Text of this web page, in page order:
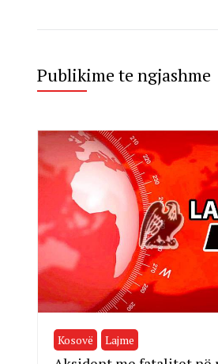
Publikime te ngjashme
Kosovë Lajme